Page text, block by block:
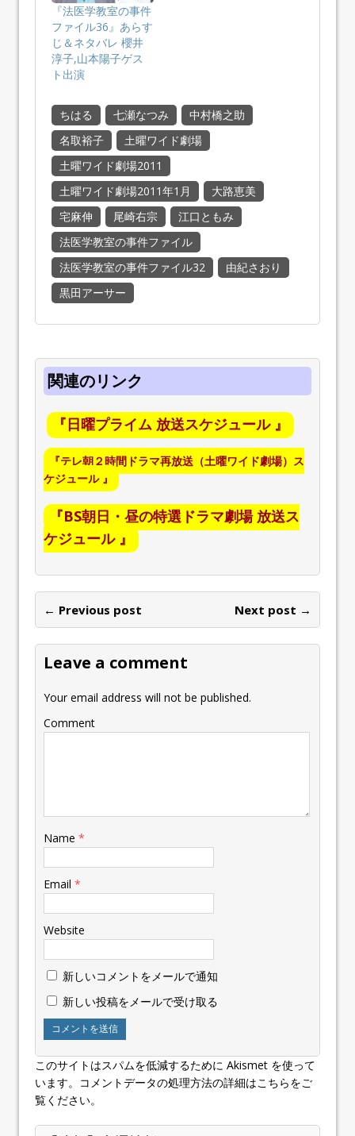
『法医学教室の事件
ファイル36』あらす
じ＆ネタバレ 櫻井
淳子,山本陽子ゲス
ト出演
ちはる 七瀬なつみ
中村橋之助
名取裕子
土曜ワイド劇場
土曜ワイド劇場2011
土曜ワイド劇場2011年1月
大路恵美
宅麻伸
尾崎右宗
江口ともみ
法医学教室の事件ファイル
法医学教室の事件ファイル32
由紀さおり
黒田アーサー
関連のリンク
『日曜プライム 放送スケジュール 』
『テレ朝２時間ドラマ再放送（土曜ワイド劇場）ス
ケジュール 』
『BS朝日・昼の特選ドラマ劇場 放送ス
ケジュール 』
← Previous post Next post →
Leave a comment
Your email address will not be published.
Comment
Name *
Email *
Website
新しいコメントをメールで通知
新しい投稿をメールで受け取る
このサイトはスパムを低減するために Akismet を使って
います。 コメントデータの処理方法の詳細はこちらをご
覧ください。